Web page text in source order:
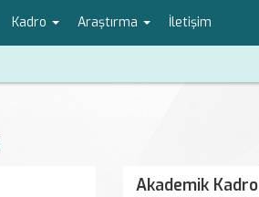
Kadro Araştırma İletişim
Akademik Kadro